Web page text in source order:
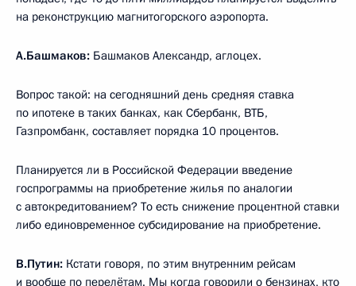
на реконструкцию магнитогорского аэропорта.
А.Башмаков: Башмаков Александр, аглоцех.
Вопрос такой: на сегодняшний день средняя ставка
по ипотеке в таких банках, как Сбербанк, ВТБ,
Газпромбанк, составляет порядка 10 процентов.
Планируется ли в Российской Федерации введение
госпрограммы на приобретение жилья по аналогии
с автокредитованием? То есть снижение процентной ставки
либо единовременное субсидирование на приобретение.
В.Путин: Кстати говоря, по этим внутренним рейсам
и вообще по перелётам. Мы когда говорили о бензинах, кто